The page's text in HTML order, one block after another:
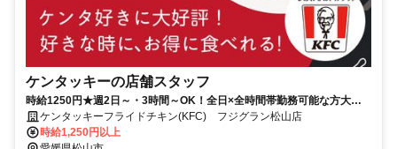
ケンタッキーの店舗スタッフ
時給1250円★週2日～・3時間～OK！全日×全時間帯勤務可能な方大歓
迎♪ケンタッキーフライドチキン(KFC) フジグラン松山店
時給1,250円以上